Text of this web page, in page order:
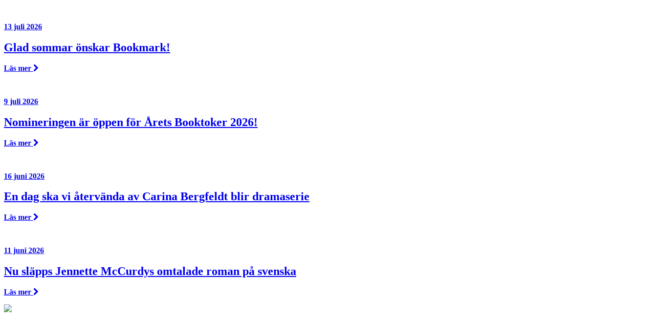
13 juli 2026
Glad sommar önskar Bookmark!
Läs mer
9 juli 2026
Nomineringen är öppen för Årets Booktoker 2026!
Läs mer
16 juni 2026
En dag ska vi återvända av Carina Bergfeldt blir dramaserie
Läs mer
11 juni 2026
Nu släpps Jennette McCurdys omtalade roman på svenska
Läs mer